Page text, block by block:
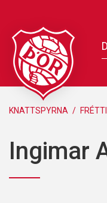
efni
KNATTSPYRNA /
Ingimar